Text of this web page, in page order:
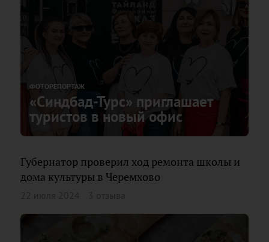
ФОТОРЕПОРТАЖ
«Синдбад-Турс» приглашает
туристов в новый офис
Губернатор проверил ход ремонта школы и
дома культуры в Черемхово